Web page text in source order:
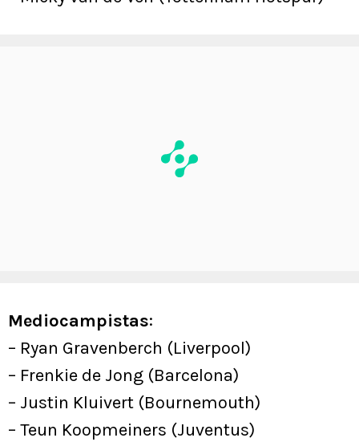
Mediocampistas:
– Ryan Gravenberch (Liverpool)
– Frenkie de Jong (Barcelona)
– Justin Kluivert (Bournemouth)
– Teun Koopmeiners (Juventus)